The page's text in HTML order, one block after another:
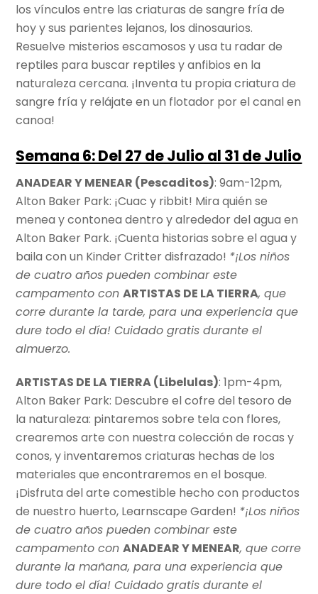
los vínculos entre las criaturas de sangre fría de
hoy y sus parientes lejanos, los dinosaurios.
Resuelve misterios escamosos y usa tu radar de
reptiles para buscar reptiles y anfibios en la
naturaleza cercana. ¡Inventa tu propia criatura de
sangre fría y relájate en un flotador por el canal en
canoa!
Semana 6: Del 27 de Julio al 31 de Julio
ANADEAR Y MENEAR (Pescaditos): 9am-12pm,
Alton Baker Park: ¡Cuac y ribbit! Mira quién se
menea y contonea dentro y alrededor del agua en
Alton Baker Park. ¡Cuenta historias sobre el agua y
baila con un Kinder Critter disfrazado! *¡Los niños
de cuatro años pueden combinar este
campamento conARTISTAS DE LA TIERRA, que
corre durante la tarde, para una experiencia que
dure todo el día! Cuidado gratis durante el
almuerzo.
ARTISTAS DE LA TIERRA (Libelulas): 1pm-4pm,
Alton Baker Park: Descubre el cofre del tesoro de
la naturaleza: pintaremos sobre tela con flores,
crearemos arte con nuestra colección de rocas y
conos, y inventaremos criaturas hechas de los
materiales que encontraremos en el bosque.
¡Disfruta del arte comestible hecho con productos
de nuestro huerto, Learnscape Garden! *¡Los niños
de cuatro años pueden combinar este
campamento conANADEAR Y MENEAR, que corre
durante la mañana, para una experiencia que
dure todo el día! Cuidado gratis durante el